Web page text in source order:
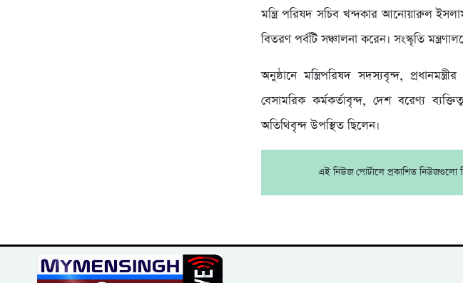
মন্ত্রি পরিষদ সচিব খন্দকার আনোয়ারুল
বিতরণ পর্বটি সঞ্চালনা করেন। সংস্কৃতি
অনুষ্ঠানে মন্ত্রিপরিষদ সদস্যবৃন্দ,
বেসামরিক কর্মকর্তাবৃন্দ, দেশ বরেণ্য
অতিথিবৃন্দ উপস্থিত ছিলেন।
এই নিউজ পোর্টালে প্রকাশিত নিউজগুলো